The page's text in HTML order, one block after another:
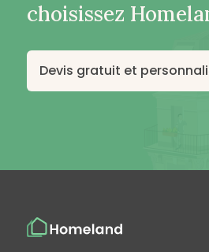
choisissez
Devis gratuit et